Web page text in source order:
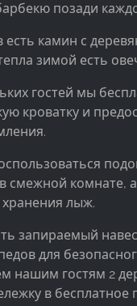
позади
есть камин с
зимой есть
гостей мы
кроватку и
смежной комнате,
лыж.
запираемый навес
для
нашим гостям 2
в бесплатное